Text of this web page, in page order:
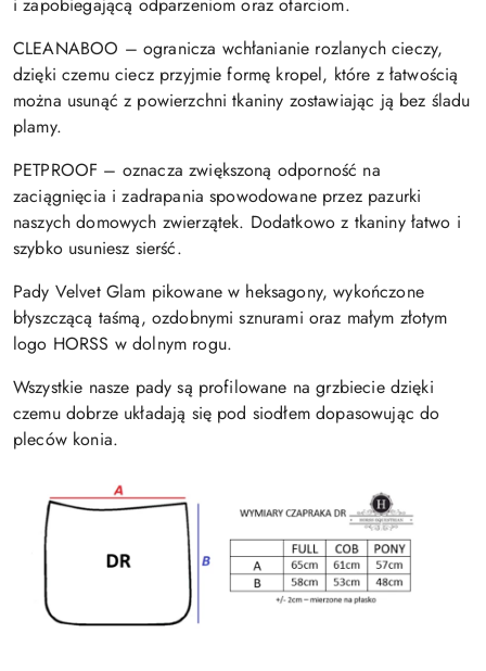
i zapobiegającą odparzeniom oraz otarciom.
CLEANABOO – ogranicza wchłanianie rozlanych cieczy,
dzięki czemu ciecz przyjmie formę kropel, które z łatwością
można usunąć z powierzchni tkaniny zostawiając ją bez śladu
plamy.
PETPROOF – oznacza zwiększoną odporność na
zaciągnięcia i zadrapania spowodowane przez pazurki
naszych domowych zwierzątek. Dodatkowo z tkaniny łatwo i
szybko usuniesz sierść.
Pady Velvet Glam pikowane w heksagony, wykończone
błyszczącą taśmą, ozdobnymi sznurami oraz małym złotym
logo HORSS w dolnym rogu.
Wszystkie nasze pady są profilowane na grzbiecie dzięki
czemu dobrze układają się pod siodłem dopasowując do
pleców konia.